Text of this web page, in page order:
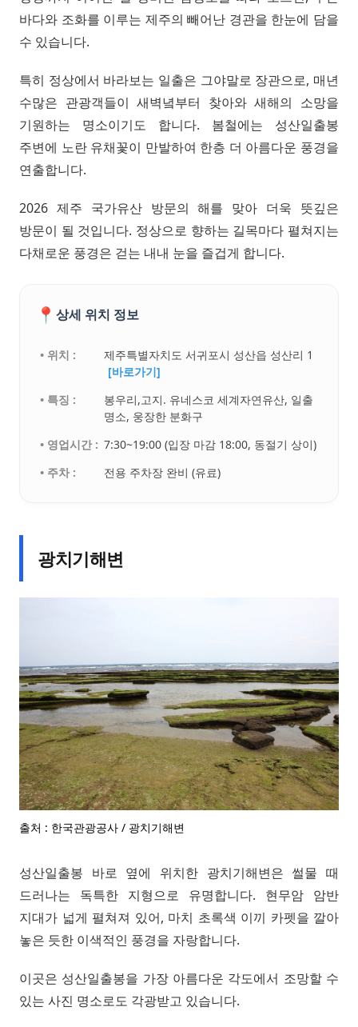
바다와 조화를 이루는 제주의 빼어난 경관을 한눈에 담을
수 있습니다.
특히 정상에서 바라보는 일출은 그야말로 장관으로, 매년
수많은 관광객들이 새벽녘부터 찾아와 새해의 소망을
기원하는 명소이기도 합니다. 봄철에는 성산일출봉
주변에 노란 유채꽃이 만발하여 한층 더 아름다운 풍경을
연출합니다.
2026 제주 국가유산 방문의 해를 맞아 더욱 뜻깊은
방문이 될 것입니다. 정상으로 향하는 길목마다 펼쳐지는
다채로운 풍경은 걷는 내내 눈을 즐겁게 합니다.
📍 상세 위치 정보
• 위치 :
제주특별자치도 서귀포시 성산읍 성산리 1
[바로가기]
• 특징 :
봉우리,고지. 유네스코 세계자연유산, 일출
명소, 웅장한 분화구
• 영업시간 : 7:30~19:00 (입장 마감 18:00, 동절기 상이)
• 주차 :
전용 주차장 완비 (유료)
광치기해변
출처 : 한국관광공사 / 광치기해변
성산일출봉 바로 옆에 위치한 광치기해변은 썰물 때
드러나는 독특한 지형으로 유명합니다. 현무암 암반
지대가 넓게 펼쳐져 있어, 마치 초록색 이끼 카펫을 깔아
놓은 듯한 이색적인 풍경을 자랑합니다.
이곳은 성산일출봉을 가장 아름다운 각도에서 조망할 수
있는 사진 명소로도 각광받고 있습니다.